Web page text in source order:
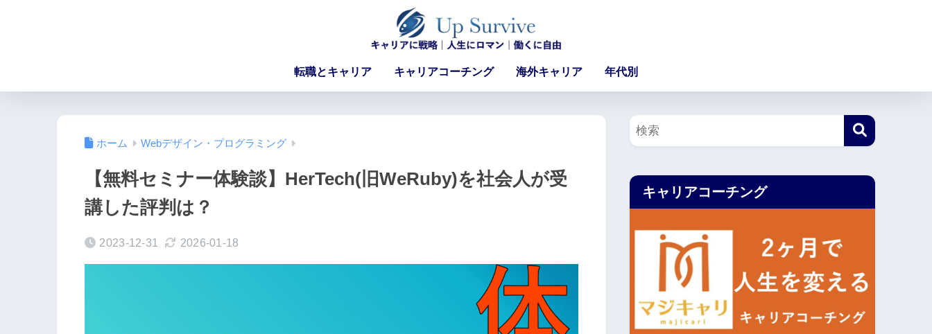
転職とキャリア キャリアコーチング 海外キャリア 年代別
ホーム Webデザイン・プログラミング
【無料セミナー体験談】HerTech(旧WeRuby)を社会人が受
講した評判は？
2023-12-31 2026-01-18
キャリアコーチング